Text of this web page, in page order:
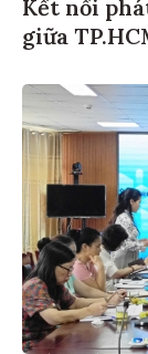
giữa